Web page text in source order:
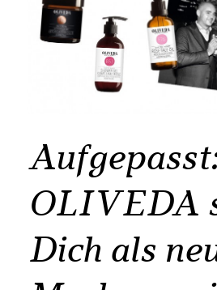
Aufgepasst:
OLIVEDA
Dich als